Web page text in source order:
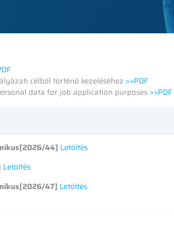
célból történő kezeléséhez >>PDF
data for job application purposes >>PDF
44] Letöltés
Letöltés
47] Letöltés